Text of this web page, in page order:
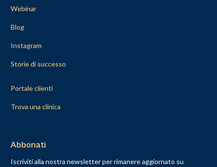
Webinar
Blog
Instagram
Storie di successo
Portale clienti
Trova una clinica
Abbonati
Iscriviti alla nostra newsletter per rimanere aggiornato su